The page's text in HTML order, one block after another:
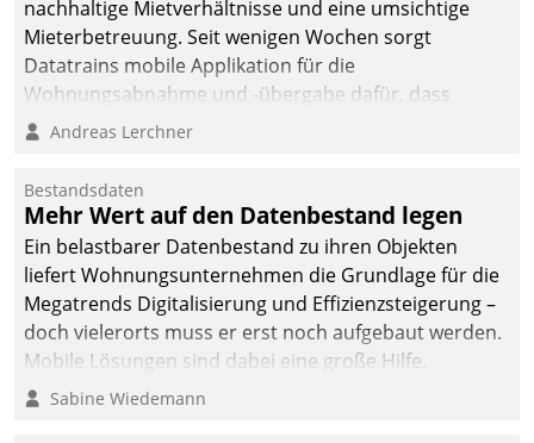
nachhaltige Mietverhältnisse und eine umsichtige
Mieterbetreuung. Seit wenigen Wochen sorgt
Datatrains mobile Applikation für die
Wohnungsabnahme und -übergabe dafür, dass
Mieter wohlgeordnet kommen und, so es sein muss,
Andreas Lerchner
Bestandsdaten
Mehr Wert auf den Datenbestand legen
Ein belastbarer Datenbestand zu ihren Objekten
liefert Wohnungsunternehmen die Grundlage für die
Megatrends Digitalisierung und Effizienzsteigerung –
doch vielerorts muss er erst noch aufgebaut werden.
Mobile Lösungen sind dabei eine große Hilfe.
Sabine Wiedemann